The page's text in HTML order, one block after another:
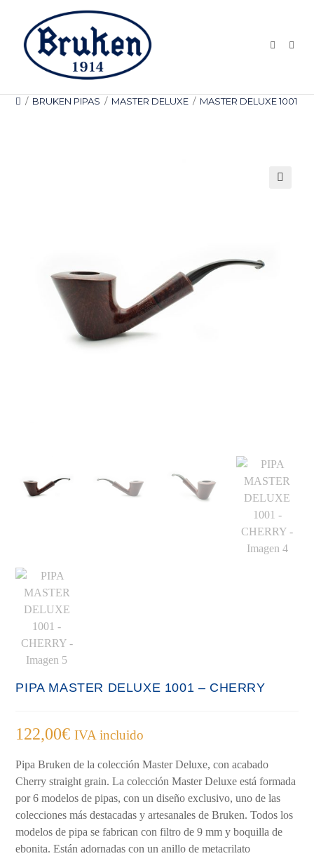
contenido
/ BRUKEN PIPAS / MASTER DELUXE / MASTER DELUXE 1001
PIPA MASTER DELUXE 1001 – CHERRY
122,00€ IVA incluido
Pipa Bruken de la colección Master Deluxe, con acabado
Cherry straight grain. La colección Master Deluxe está formada
por 6 modelos de pipas, con un diseño exclusivo, uno de las
colecciones más destacadas y artesanales de Bruken. Todos los
modelos de pipa se fabrican con filtro de 9 mm y boquilla de
ebonita. Están adornadas con un anillo de metacrilato